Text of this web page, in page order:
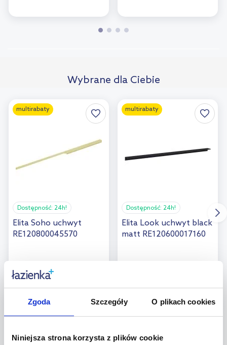
Zgoda Szczegóły O plikach cookies
Niniejsza strona korzysta z plików cookie
Wybrane dla Ciebie
multirabaty
Dostępność: 24h!
Elita Soho uchwyt
RE120800045570
176,49zł
Cena kat.:212,79 zł
multirabaty
Dostępność: 24h!
Elita Look uchwyt black
matt RE120600017160
Cena kat.:132,84 zł